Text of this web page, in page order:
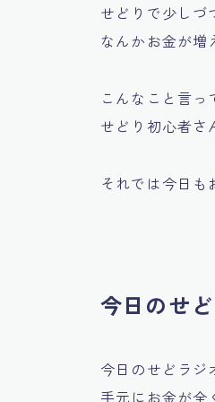
せどりで少しづ
なんかお金が増
こんなこと言っ
せどり初心者さ
それでは今日も
今日のせ
今日のせどラジ
手元にお金が全